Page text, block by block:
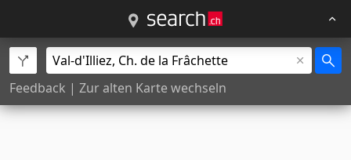
Feedback | Zur alten Karte wechseln